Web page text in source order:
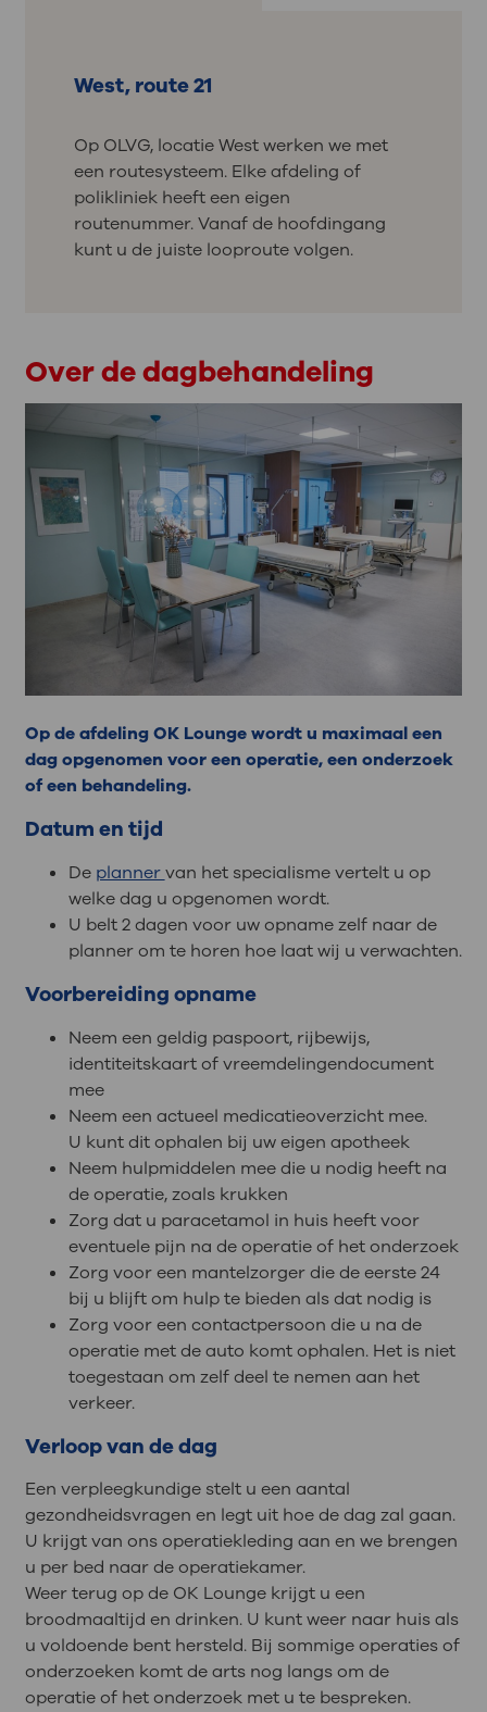
West, route 21
Op OLVG, locatie West werken we met
een routesysteem. Elke afdeling of
polikliniek heeft een eigen
routenummer. Vanaf de hoofdingang
kunt u de juiste looproute volgen.
Over de dagbehandeling
Op de afdeling OK Lounge wordt u maximaal een
dag opgenomen voor een operatie, een onderzoek
of een behandeling.
Datum en tijd
De plannervan het specialisme vertelt u op
welke dag u opgenomen wordt.
U belt 2 dagen voor uw opname zelf naar de
planner om te horen hoe laat wij u verwachten.
Voorbereiding opname
Neem een geldig paspoort, rijbewijs,
identiteitskaart of vreemdelingendocument
mee
Neem een actueel medicatieoverzicht mee.
U kunt dit ophalen bij uw eigen apotheek
Neem hulpmiddelen mee die u nodig heeft na
de operatie, zoals krukken
Zorg dat u paracetamol in huis heeft voor
eventuele pijn na de operatie of het onderzoek
Zorg voor een mantelzorger die de eerste 24
bij u blijft om hulp te bieden als dat nodig is
Zorg voor een contactpersoon die u na de
operatie met de auto komt ophalen. Het is niet
toegestaan om zelf deel te nemen aan het
verkeer.
Verloop van de dag
Een verpleegkundige stelt u een aantal
gezondheidsvragen en legt uit hoe de dag zal gaan.
U krijgt van ons operatiekleding aan en we brengen
u per bed naar de operatiekamer.
Weer terug op de OK Lounge krijgt u een
broodmaaltijd en drinken. U kunt weer naar huis als
u voldoende bent hersteld. Bij sommige operaties of
onderzoeken komt de arts nog langs om de
operatie of het onderzoek met u te bespreken.